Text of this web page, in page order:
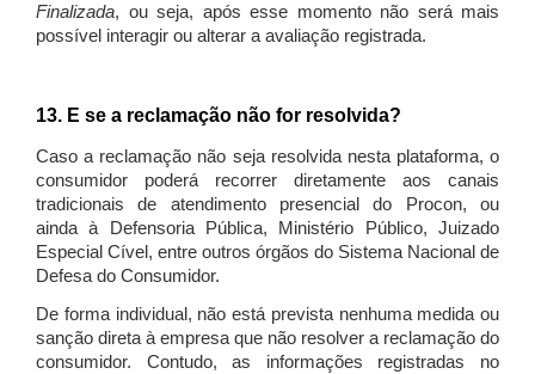
Finalizada, ou seja, após esse momento não será mais
possível interagir ou alterar a avaliação registrada.
13. E se a reclamação não for resolvida?
Caso a reclamação não seja resolvida nesta plataforma, o
consumidor poderá recorrer diretamente aos canais
tradicionais de atendimento presencial do Procon, ou
ainda à Defensoria Pública, Ministério Público, Juizado
Especial Cível, entre outros órgãos do Sistema Nacional de
Defesa do Consumidor.
De forma individual, não está prevista nenhuma medida ou
sanção direta à empresa que não resolver a reclamação do
consumidor. Contudo, as informações registradas no